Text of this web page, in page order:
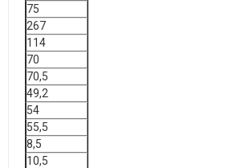
75
267
114
70
70,5
49,2
54
55,5
8,5
10,5